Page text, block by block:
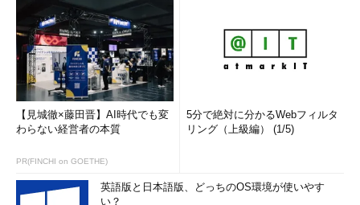
【見城徹×藤田晋】AI時代でも変
わらない経営者の本質
PR(FINCHI on GOETHE)
5分で絶対に分かるWebフィルタ
リング（上級編） (1/5)
英語版と日本語版、どっちのOS環境が使いやす
い？